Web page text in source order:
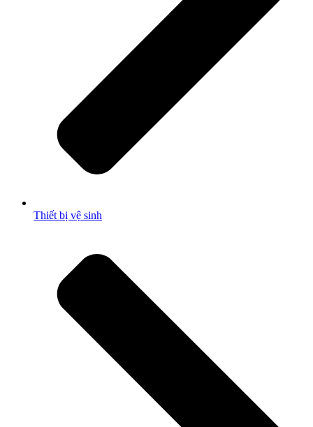
Thiết bị vệ sinh